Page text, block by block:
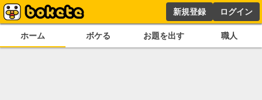
新規登録 ログイン
ホーム ボケる お題を出す 職人